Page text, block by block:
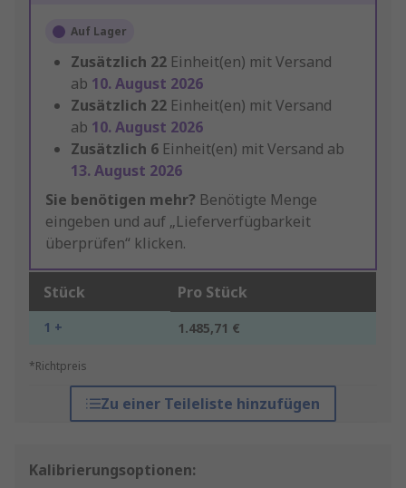
Auf Lager
Zusätzlich 22 Einheit(en) mit Versand
ab 10. August 2026
Zusätzlich 22 Einheit(en) mit Versand
ab 10. August 2026
Zusätzlich 6 Einheit(en) mit Versand ab
13. August 2026
Sie benötigen mehr? Benötigte Menge
eingeben und auf „Lieferverfügbarkeit
überprüfen“ klicken.
Stück Pro Stück
1 + 1.485,71 €
*Richtpreis
Zu einer Teileliste hinzufügen
Kalibrierungsoptionen: